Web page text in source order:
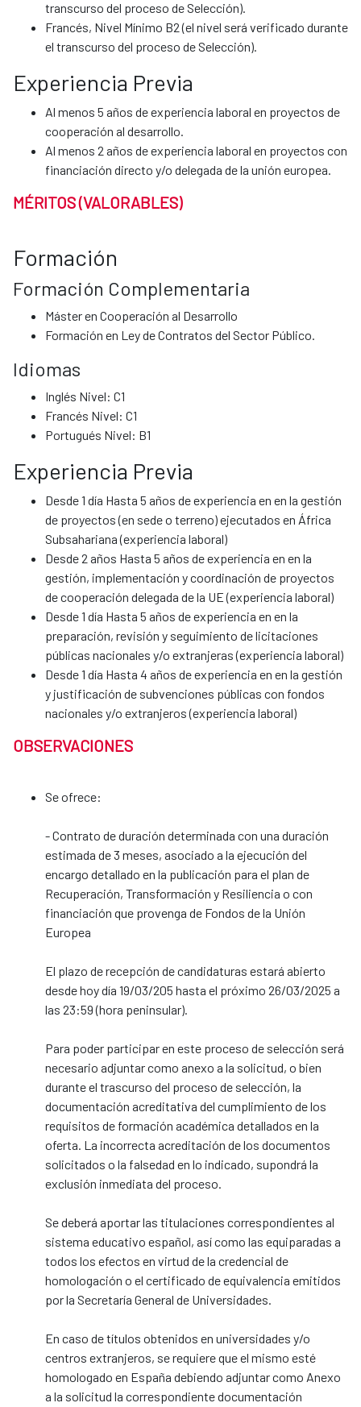
transcurso del proceso de Selección).
Francés, Nivel Mínimo B2 (el nivel será verificado durante
el transcurso del proceso de Selección).
Experiencia Previa
Al menos 5 años de experiencia laboral en proyectos de
cooperación al desarrollo.
Al menos 2 años de experiencia laboral en proyectos con
financiación directo y/o delegada de la unión europea.
MÉRITOS (VALORABLES)
Formación
Formación Complementaria
Máster en Cooperación al Desarrollo
Formación en Ley de Contratos del Sector Público.
Idiomas
Inglés Nivel: C1
Francés Nivel: C1
Portugués Nivel: B1
Experiencia Previa
Desde 1 día Hasta 5 años de experiencia en en la gestión
de proyectos (en sede o terreno) ejecutados en África
Subsahariana (experiencia laboral)
Desde 2 años Hasta 5 años de experiencia en en la
gestión, implementación y coordinación de proyectos
de cooperación delegada de la UE (experiencia laboral)
Desde 1 día Hasta 5 años de experiencia en en la
preparación, revisión y seguimiento de licitaciones
públicas nacionales y/o extranjeras (experiencia laboral)
Desde 1 día Hasta 4 años de experiencia en en la gestión
y justificación de subvenciones públicas con fondos
nacionales y/o extranjeros (experiencia laboral)
OBSERVACIONES
Se ofrece:
- Contrato de duración determinada con una duración
estimada de 3 meses, asociado a la ejecución del
encargo detallado en la publicación para el plan de
Recuperación, Transformación y Resiliencia o con
financiación que provenga de Fondos de la Unión
Europea
El plazo de recepción de candidaturas estará abierto
desde hoy día 19/03/205 hasta el próximo 26/03/2025 a
las 23:59 (hora peninsular).
Para poder participar en este proceso de selección será
necesario adjuntar como anexo a la solicitud, o bien
durante el trascurso del proceso de selección, la
documentación acreditativa del cumplimiento de los
requisitos de formación académica detallados en la
oferta. La incorrecta acreditación de los documentos
solicitados o la falsedad en lo indicado, supondrá la
exclusión inmediata del proceso.
Se deberá aportar las titulaciones correspondientes al
sistema educativo español, así como las equiparadas a
todos los efectos en virtud de la credencial de
homologación o el certificado de equivalencia emitidos
por la Secretaría General de Universidades.
En caso de títulos obtenidos en universidades y/o
centros extranjeros, se requiere que el mismo esté
homologado en España debiendo adjuntar como Anexo
a la solicitud la correspondiente documentación